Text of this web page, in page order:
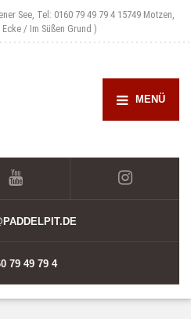
See, Tel: 0160 79 49 79 4 15749 Motzen,
Ecke / Im Süßen Grund )
MENÜ
79 49 79 4